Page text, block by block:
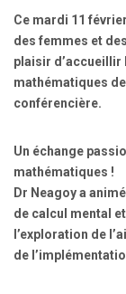
Ce mardi 11
des femmes et
plaisir d’accueillir
mathématiques
conférencière.
Un échange
mathématiques !
Dr Neagoy a
de calcul mental
l’exploration de
de